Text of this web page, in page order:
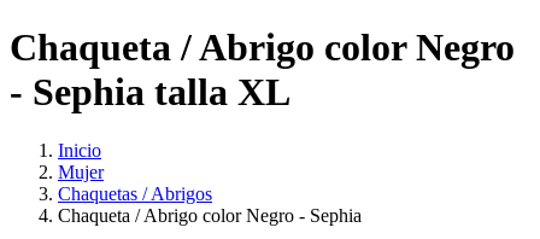
Chaqueta / Abrigo color Negro
- Sephia talla XL
Inicio
Mujer
Chaquetas / Abrigos
Chaqueta / Abrigo color Negro - Sephia